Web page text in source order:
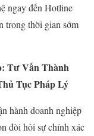
ngay đến Hotline
trong thời gian sớm
Tư Vấn Thành
Tục Pháp Lý
hành doanh nghiệp
đòi hỏi sự chính xác